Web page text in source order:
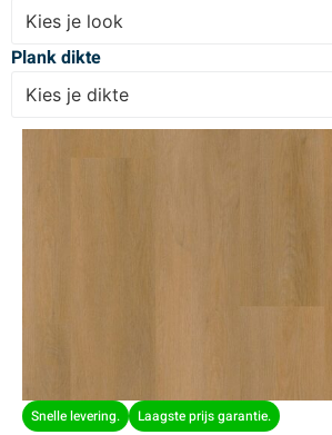
Kies je look
Plank dikte
Kies je dikte
Snelle levering. Laagste prijs garantie.